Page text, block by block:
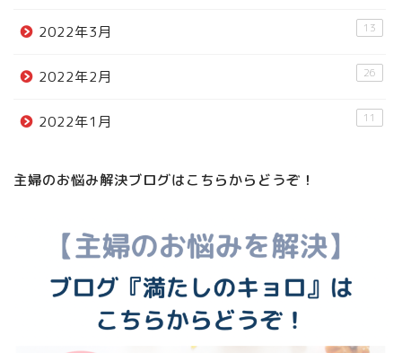
2022年3月 13
2022年2月 26
2022年1月 11
主婦のお悩み解決ブログはこちらからどうぞ！